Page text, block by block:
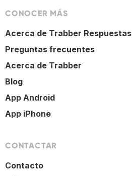
CONOCER MÁS
Acerca de Trabber Respuestas
Preguntas frecuentes
Acerca de Trabber
Blog
App Android
App iPhone
CONTACTAR
Contacto